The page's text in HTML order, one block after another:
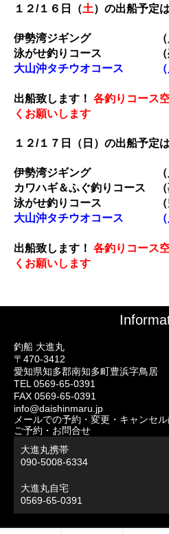
１２/１６ 日（土）の出船予定
伊勢湾ジギング （只
泳がせ釣りコース （残
大山沖タチウオコース （
出船致します！ 各釣りコース
くお願いします
１２/１７ 日（日）の出船予定
伊勢湾ジギング （只
カワハギ＆ふぐ釣りコース （
泳がせ釣りコース （空
大山沖タチウオコース （
出船致します！ 各釣りコース
くお願いします
釣船 大進丸
〒470-3412
愛知県知多郡南知多町豊浜字鳥居
TEL 0569-65-0391
FAX 0569-65-0391
info@daishinmaru.jp
メールでの予約・変更・キャンセ
ご予約・お問合せ
大進丸携帯
090-5008-6334
大進丸自宅
0569-65-0391